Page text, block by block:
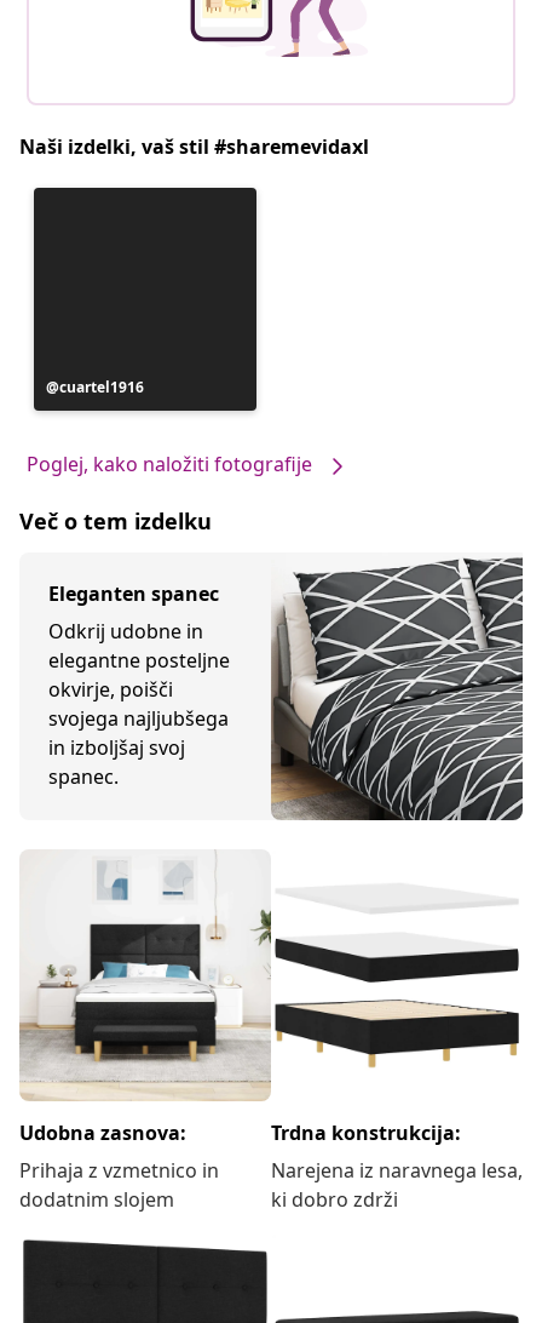
Naši izdelki, vaš stil #sharemevidaxl
Objavo
je
cuartel1916
Poglej, kako naložiti fotografije
Več o tem izdelku
Eleganten spanec
Odkrij udobne in
elegantne posteljne
okvirje, poišči
svojega najljubšega
in izboljšaj svoj
spanec.
Udobna zasnova:
Prihaja z vzmetnico in
dodatnim slojem
Trdna konstrukcija:
Narejena iz naravnega lesa,
ki dobro zdrži